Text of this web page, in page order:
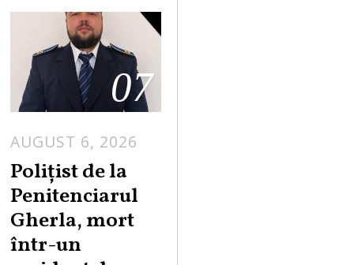
07
AUGUST 6, 2026
Polițist de la
Penitenciarul
Gherla, mort
într-un